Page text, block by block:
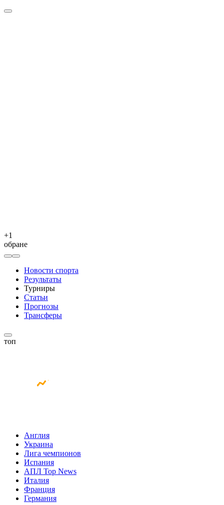
+1
обране
Новости спорта
Результаты
Турниры
Статьи
Прогнозы
Трансферы
топ
Англия
Украина
Лига чемпионов
Испания
АПЛ Top News
Италия
Франция
Германия